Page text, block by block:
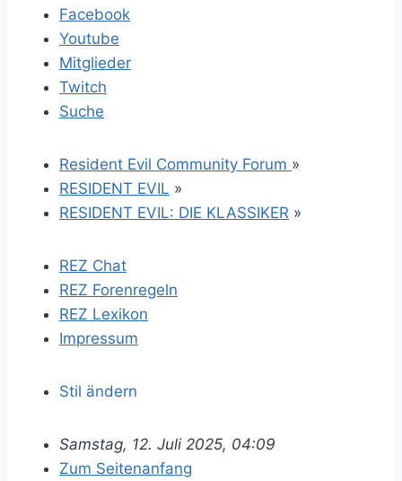
Facebook
Youtube
Mitglieder
Twitch
Suche
Resident Evil Community Forum »
RESIDENT EVIL »
RESIDENT EVIL: DIE KLASSIKER »
REZ Chat
REZ Forenregeln
REZ Lexikon
Impressum
Stil ändern
Samstag, 12. Juli 2025, 04:09
Zum Seitenanfang